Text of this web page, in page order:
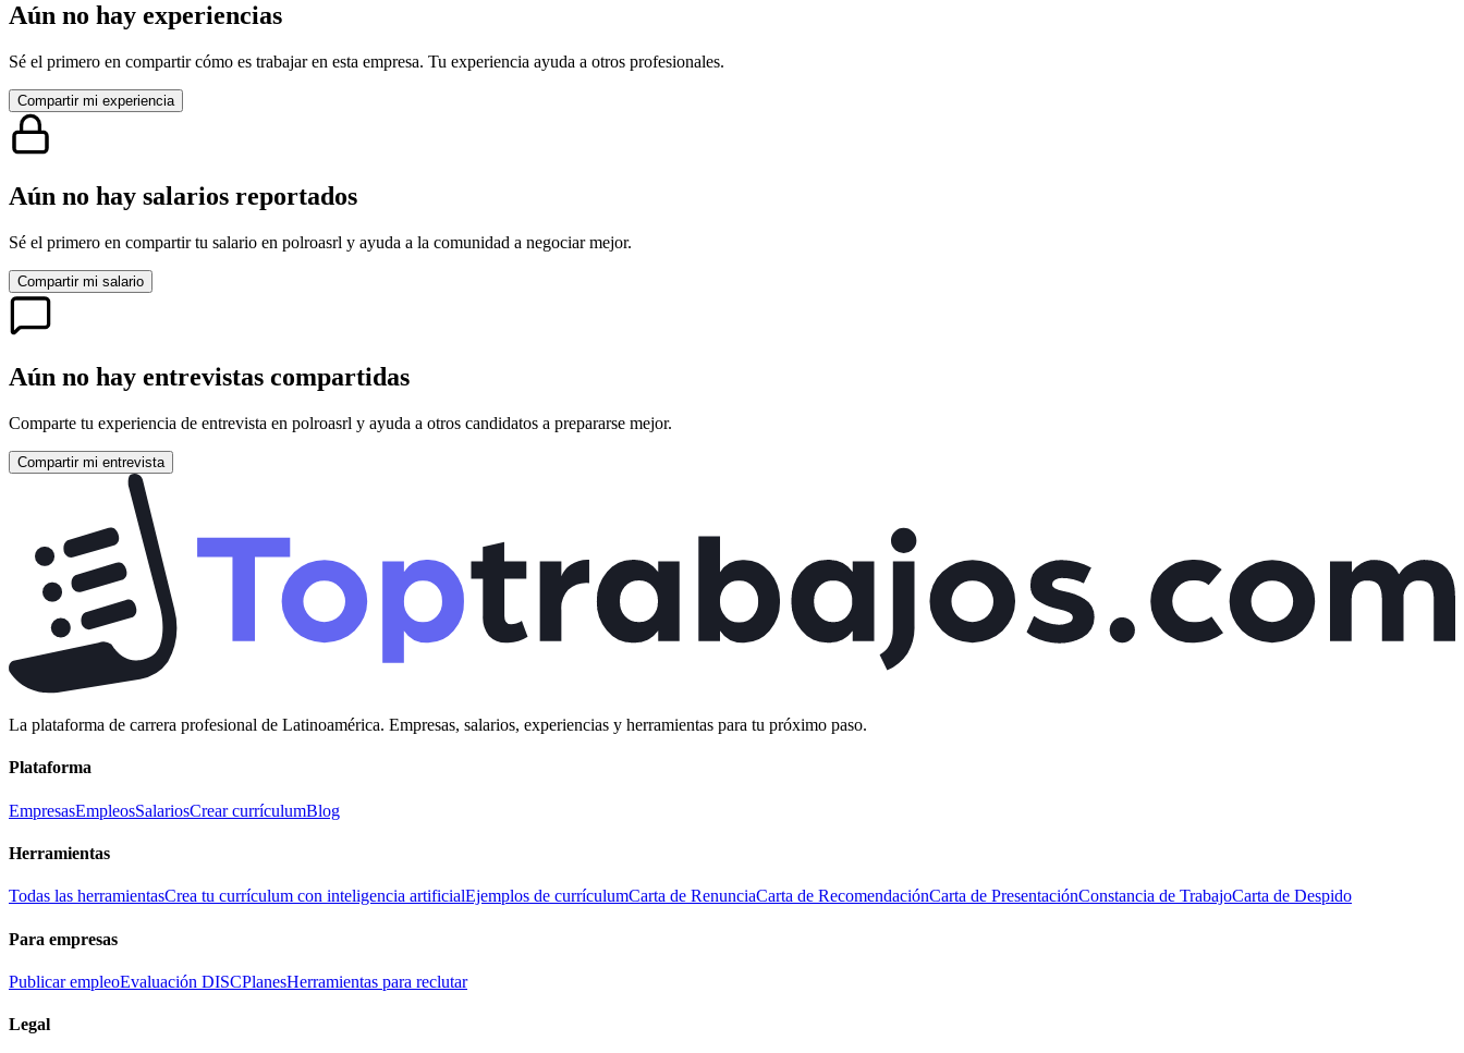
Aún no hay experiencias
Sé el primero en compartir cómo es trabajar en esta empresa. Tu experiencia ayuda a otros profesionales.
Compartir mi experiencia
Aún no hay salarios reportados
Sé el primero en compartir tu salario en polroasrl y ayuda a la comunidad a negociar mejor.
Compartir mi salario
Aún no hay entrevistas compartidas
Comparte tu experiencia de entrevista en polroasrl y ayuda a otros candidatos a prepararse mejor.
Compartir mi entrevista
La plataforma de carrera profesional de Latinoamérica. Empresas, salarios, experiencias y herramientas para tu próximo paso.
Plataforma
EmpresasEmpleosSalariosCrear currículumBlog
Herramientas
Todas las herramientasCrea tu currículum con inteligencia artificialEjemplos de currículumCarta de RenunciaCarta de RecomendaciónCarta de PresentaciónConstancia de TrabajoCarta de Despido
Para empresas
Publicar empleoEvaluación DISCPlanesHerramientas para reclutar
Legal